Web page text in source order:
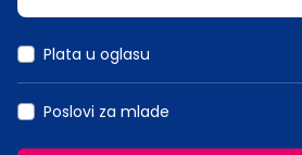
Plata u oglasu
Poslovi za mlade